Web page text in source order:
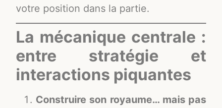
votre position dans la partie.
La mécanique centrale :
entre stratégie et
interactions piquantes
Construire son royaume… mais pas